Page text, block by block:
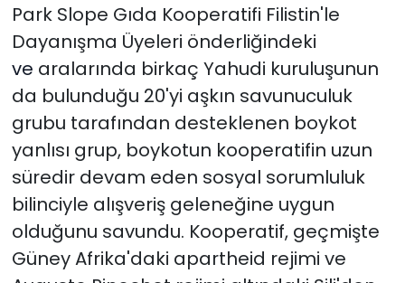
Park Slope Gıda Kooperatifi Filistin'le
Dayanışma Üyeleri önderliğindeki
ve aralarında birkaç Yahudi kuruluşunun
da bulunduğu 20'yi aşkın savunuculuk
grubu tarafından desteklenen boykot
yanlısı grup, boykotun kooperatifin uzun
süredir devam eden sosyal sorumluluk
bilinciyle alışveriş geleneğine uygun
olduğunu savundu. Kooperatif, geçmişte
Güney Afrika'daki apartheid rejimi ve